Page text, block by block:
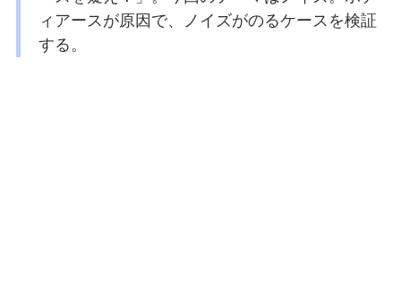
ィアースが原因で、ノイズがのるケースを検証
する。